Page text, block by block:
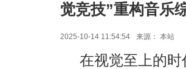
觉竞技”重构音乐
2025-10-14 11:54:54 来源： 本站
在视觉至上的